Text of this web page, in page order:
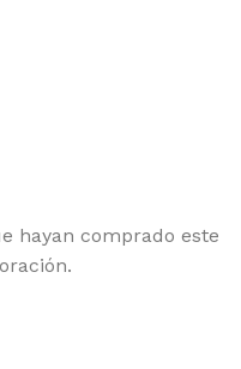
hayan comprado este